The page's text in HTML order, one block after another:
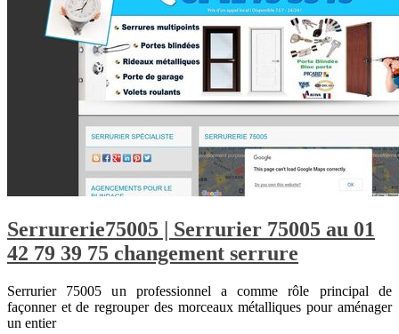
Serrurerie75005 | Serrurier 75005 au 01
42 79 39 75 changement serrure
Serrurier 75005 un professionnel a comme rôle principal de
façonner et de regrouper des morceaux métalliques pour aménager
un entier